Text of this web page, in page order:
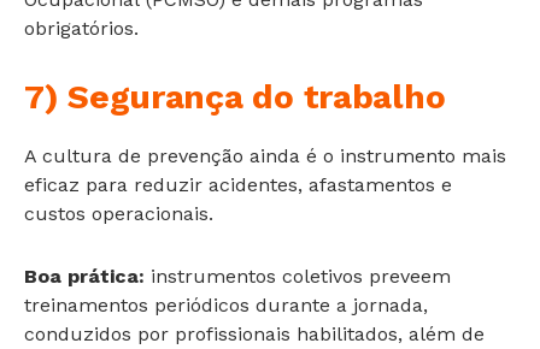
obrigatórios.
7) Segurança do trabalho
A cultura de prevenção ainda é o instrumento mais
eficaz para reduzir acidentes, afastamentos e
custos operacionais.
Boa prática: instrumentos coletivos preveem
treinamentos periódicos durante a jornada,
conduzidos por profissionais habilitados, além de